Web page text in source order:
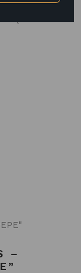
kad jų
–